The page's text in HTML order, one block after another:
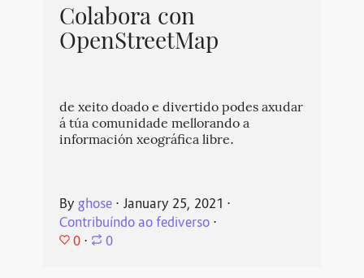
Colabora con
OpenStreetMap
de xeito doado e divertido podes axudar
á túa comunidade mellorando a
información xeográfica libre.
By ghose⋅ January 25, 2021 ⋅
Contribuíndo ao fediverso⋅
0 ⋅ 0